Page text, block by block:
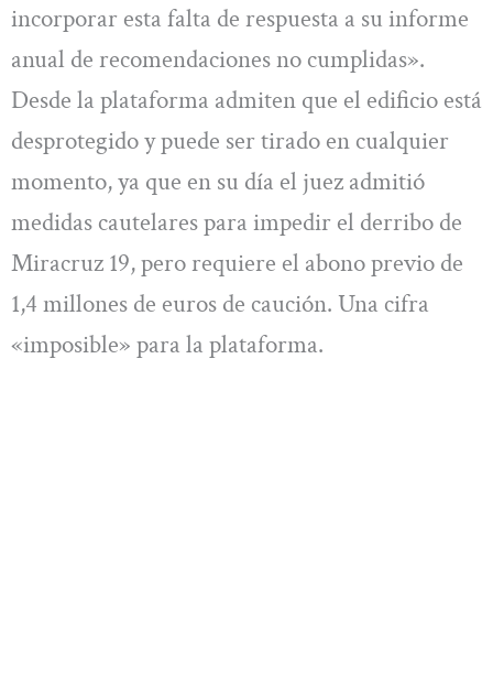
incorporar esta falta de respuesta a su informe
anual de recomendaciones no cumplidas».
Desde la plataforma admiten que el edificio está
desprotegido y puede ser tirado en cualquier
momento, ya que en su día el juez admitió
medidas cautelares para impedir el derribo de
Miracruz 19, pero requiere el abono previo de
1,4 millones de euros de caución. Una cifra
«imposible» para la plataforma.